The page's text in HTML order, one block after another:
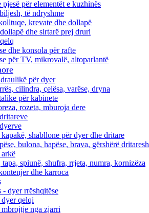
pjesë për elementët e kuzhinës
të ndryshme
krevate dhe dollapë
dhe sirtarë prej druri
dhe konsola për rafte
për TV, mikrovalë, altoparlantë
për dyer
cilindra, çelësa, varëse, dryna
për kabinete
rozeta, mburoja dere
shabllone për dyer dhe dritare
bulona, ​​hapëse, brava, gërshërë dritaresh
tapa, spiunë, shufra, rrjeta, numra, kornizëza
dhe karroca
- dyer rrëshqitëse
qelqi
mbrojtje nga zjarri